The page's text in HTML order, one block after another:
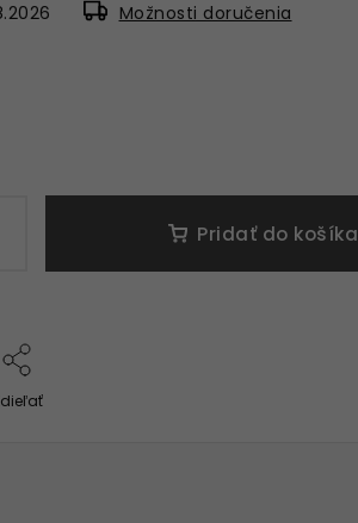
Možnosti doručenia
Pridať do košíka